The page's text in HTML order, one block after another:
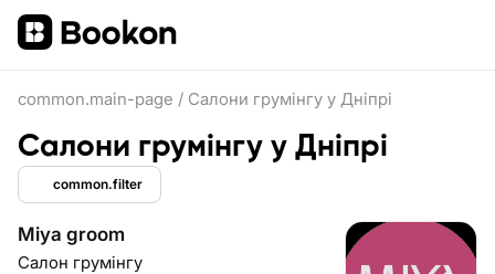
common.main-page / Салони грумінгу у Дніпрі
Салони грумінгу у Дніпрі
common.filter
Miya groom
Салон грумінгу